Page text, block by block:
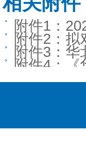
附件1：
附件2：拟
附件3：华
附件4：《